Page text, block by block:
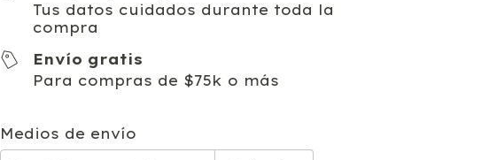
Tus datos cuidados durante toda la
compra
Envío gratis
Para compras de $75k o más
Entregas para el CP:
Medios de envío